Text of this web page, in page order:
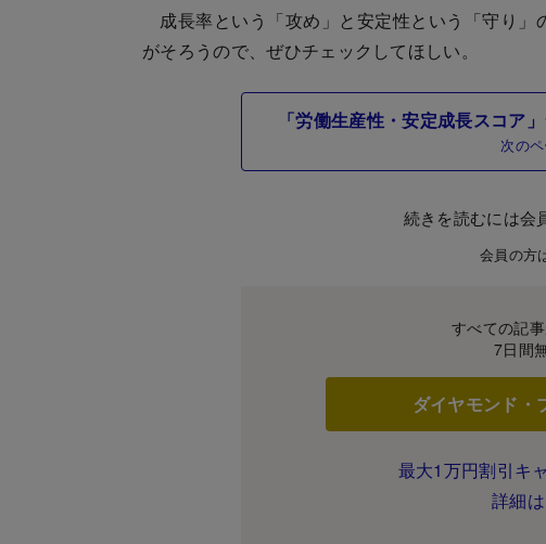
成長率という「攻め」と安定性という「守り」
がそろうので、ぜひチェックしてほしい。
「労働生産性・安定成長スコア
次のペ
続きを読むには会
会員の方
すべての記
7日間
ダイヤモンド・
最大1万円割引キ
詳細